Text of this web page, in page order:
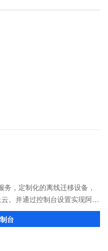
，定制化的离线迁移设备，
。并通过控制台设置实现阿里
心NAS之间的数据移动。
台